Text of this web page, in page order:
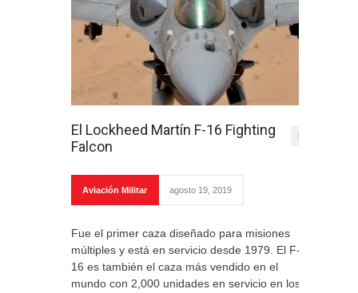
El Lockheed Martín F-16 Fighting
Falcon
0
Aviación Militar agosto 19, 2019
Fue el primer caza diseñado para misiones
múltiples y está en servicio desde 1979. El F-
16 es también el caza más vendido en el
mundo con 2,000 unidades en servicio en los